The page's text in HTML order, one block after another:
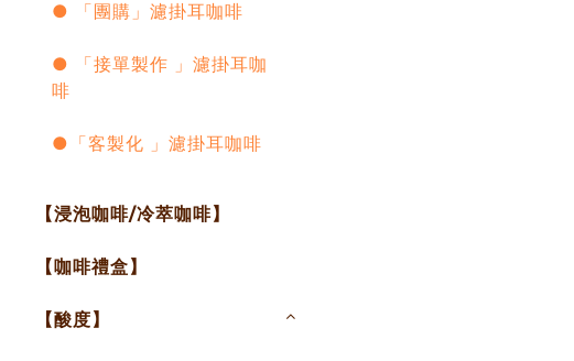
● 「團購」濾掛耳咖啡
● 「接單製作 」濾掛耳咖
啡
●「客製化 」濾掛耳咖啡
【浸泡咖啡/冷萃咖啡】
【咖啡禮盒】
【酸度】